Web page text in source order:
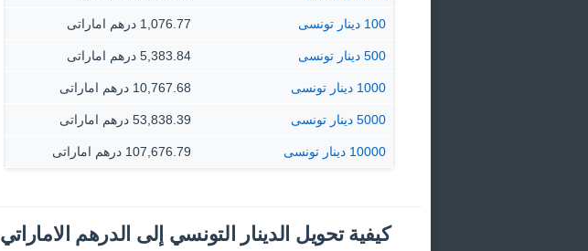
100 دينار تونسى 1,076.77 درهم اماراتى
500 دينار تونسى 5,383.84 درهم اماراتى
1000 دينار تونسى 10,767.68 درهم اماراتى
5000 دينار تونسى 53,838.39 درهم اماراتى
10000 دينار تونسى 107,676.79 درهم اماراتى
كيفية تحويل الدينار التونسي إلى الدرهم الاماراتي